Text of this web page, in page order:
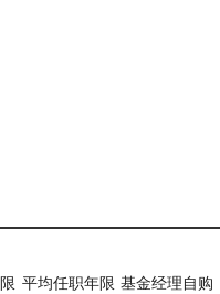
平均任职年限 基金经理自购